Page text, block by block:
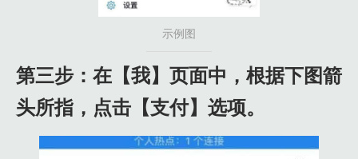
示例图
第三步：在【我】页面中，根据下图箭
头所指，点击【支付】选项。